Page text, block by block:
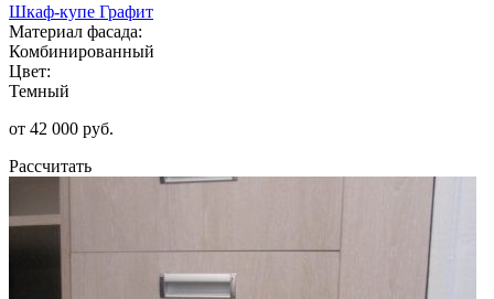
Шкаф-купе Графит
Материал фасада:
Комбинированный
Цвет:
Темный
от 42 000 руб.
Рассчитать